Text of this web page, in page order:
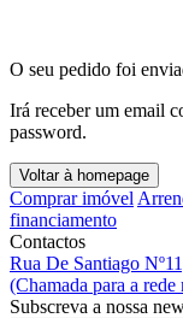
O seu pedido foi
Irá receber um email
password.
Voltar à homepage
Comprar imóvel
financiamento
Contactos
Rua De Santiago
(Chamada para a
Subscreva a nossa